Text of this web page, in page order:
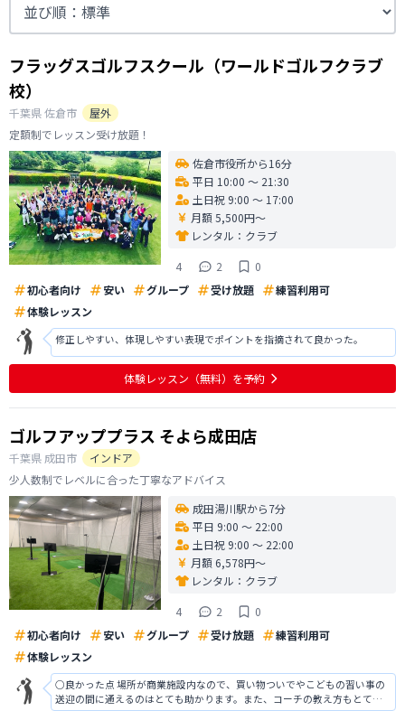
フラッグスゴルフスクール（ワールドゴルフクラブ
校）
千葉県佐倉市
屋外
定額制でレッスン受け放題！
佐倉市役所から16分
平日 10:00 〜 21:30
土日祝 9:00 〜 17:00
月額 5,500円〜
レンタル： クラブ
4
2
0
初心者向け
安い グループ 受け放題
練習利用可
体験レッスン
修正しやすい、体現しやすい表現でポイントを指摘されて良かった。
体験レッスン （無料） を予約
ゴルフアッププラス そよら成田店
千葉県 成田市
インドア
少人数制でレベルに合った丁寧なアドバイス
成田湯川駅から7分
平日 9:00 〜 22:00
土日祝 9:00 〜 22:00
月額 6,578円〜
レンタル： クラブ
4
2
0
初心者向け
安い グループ 受け放題
練習利用可
体験レッスン
○良かった点 場所が商業施設内なので、買い物ついでやこどもの習い事の
送迎の間に通えるのはとても助かります。また、コーチの教え方もとても